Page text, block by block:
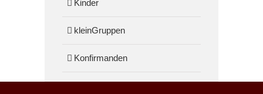
Kinder
kleinGruppen
Konfirmanden